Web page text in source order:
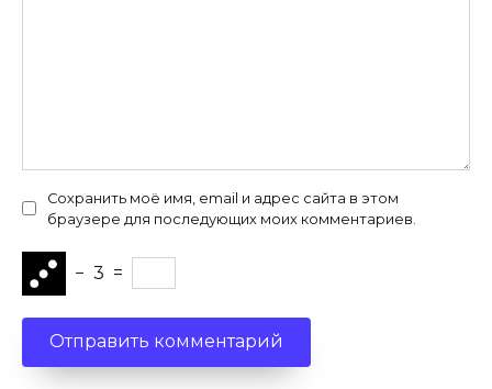
Сохранить моё имя, email и адрес сайта в этом
браузере для последующих моих комментариев.
− 3 =